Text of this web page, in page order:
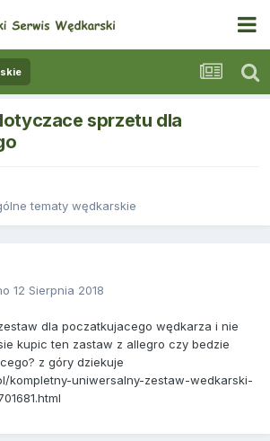
sprzetu dla
tematy wędkarskie
12 Sierpnia 2018
dla poczatkujacego wędkarza i nie
kupic ten zastaw z allegro czy bedzie
z góry dziekuje
kompletny-uniwersalny-zestaw-wedkarski-